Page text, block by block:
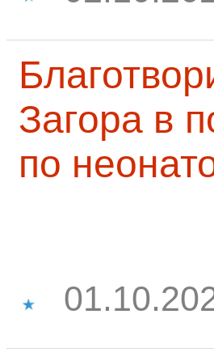
Загора в
по